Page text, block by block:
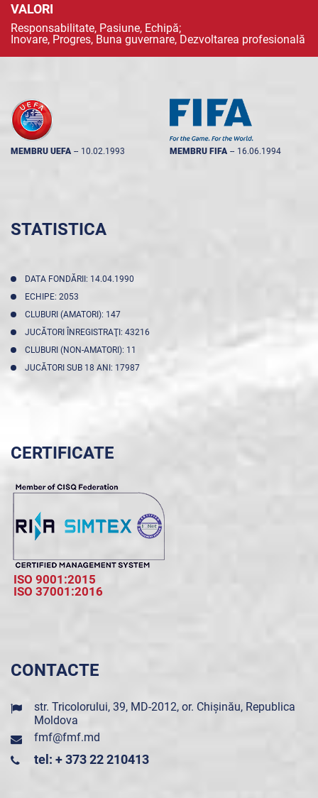
VALORI
Responsabilitate, Pasiune, Echipă;
Inovare, Progres, Buna guvernare, Dezvoltarea profesională
MEMBRU UEFA -- 10.02.1993 MEMBRU FIFA -- 16.06.1994
STATISTICA
DATA FONDĂRII: 14.04.1990
ECHIPE: 2053
CLUBURI (AMATORI): 147
JUCĂTORI ÎNREGISTRAŢI: 43216
CLUBURI (NON-AMATORI): 11
JUCĂTORI SUB 18 ANI: 17987
CERTIFICATE
ISO 9001:2015
ISO 37001:2016
CONTACTE
str. Tricolorului, 39, MD-2012, or. Chișinău, Republica
Moldova
fmf@fmf.md
tel: + 373 22 210413